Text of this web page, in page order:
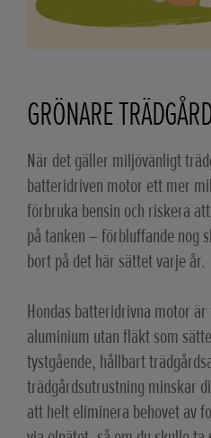
GRÖNARE
När det gäller miljövänligt
batteridriven motor ett mer
förbruka bensin och riskera
på tanken – förbluffande nog
bort på det här sättet varje år.
Hondas batteridrivna motor
aluminium utan fläkt som
tystgående, hållbart
trädgårdsutrustning minskar
att helt eliminera behovet av